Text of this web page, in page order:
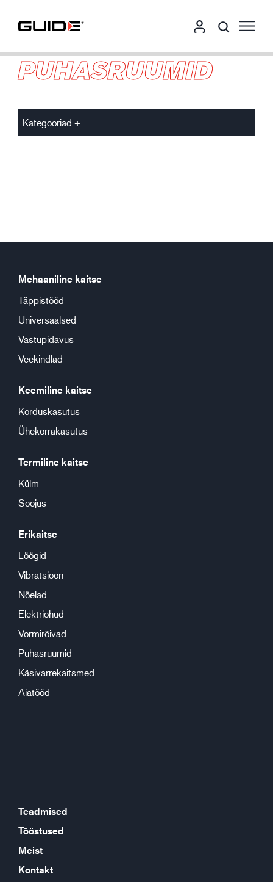
PUHASRUUMID
Kategooriad
Mehaaniline kaitse
Täppistööd
Universaalsed
Vastupidavus
Veekindlad
Keemiline kaitse
Korduskasutus
Ühekorrakasutus
Termiline kaitse
Külm
Soojus
Erikaitse
Löögid
Vibratsioon
Nõelad
Elektriohud
Vormirõivad
Puhasruumid
Käsivarrekaitsmed
Aiatööd
Teadmised
Tööstused
Meist
Kontakt